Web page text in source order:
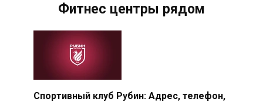
Фитнес центры рядом
Спортивный клуб Рубин: Адрес, телефон,